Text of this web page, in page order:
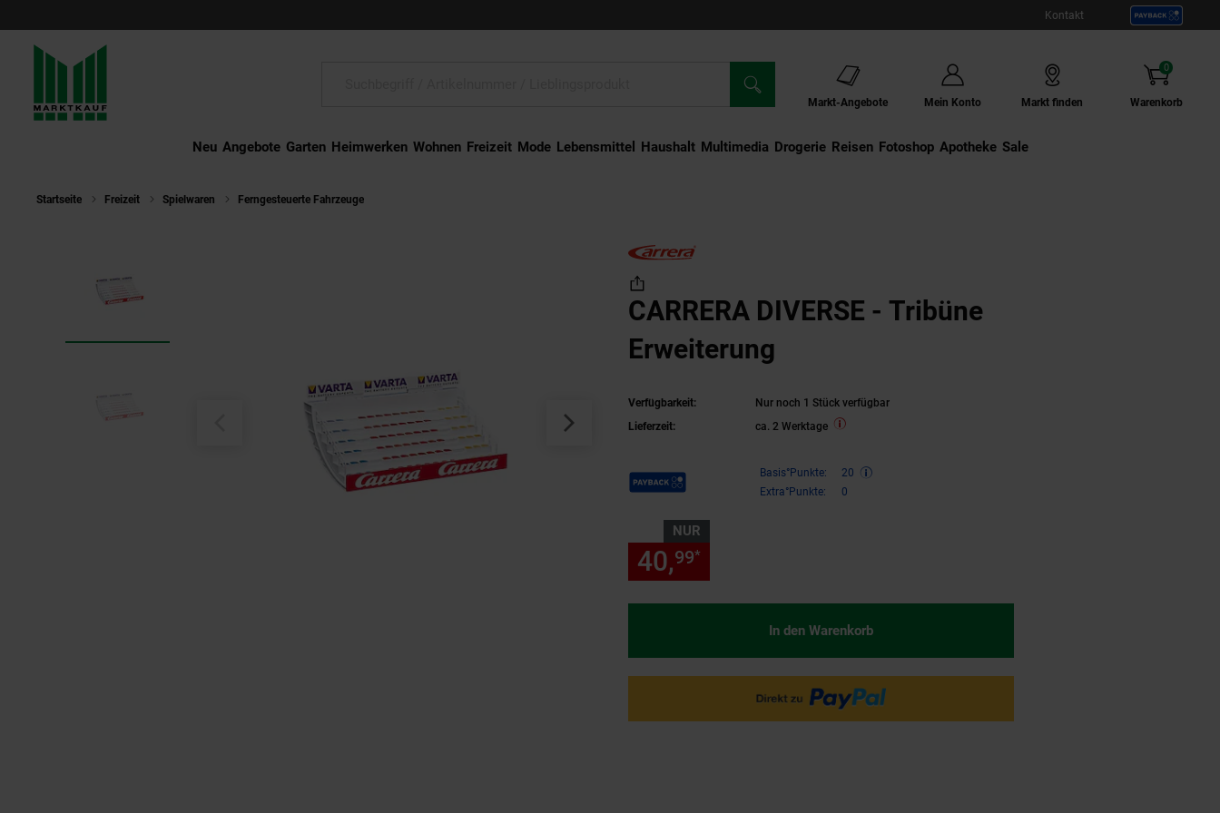
Kontakt
Markt-Angebote Mein Konto Markt finden Warenkorb
0
Artikel
Neu Angebote Garten Heimwerken Wohnen Freizeit Mode Lebensmittel Haushalt Multimedia Drogerie Externer Link:
Reisen Externer Link:
Fotoshop Externer Link:
Apotheke Sale
Startseite Freizeit Spielwaren Ferngesteuerte Fahrzeuge
CARRERA DIVERSE - Tribüne
Erweiterung
Verfügbarkeit:
Nur noch 1 Stück verfügbar
Lieferzeit:
ca. 2 Werktage
Payback Punkte Basis°Punkte:
20
Extra°Punkte:
0
NUR
40,99*
In den Warenkorb